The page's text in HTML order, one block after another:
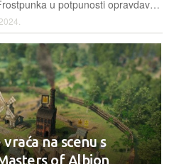
Nasljednik Frostpunka u potpunosti opravdava ime koje nosi, te nas u njemu očekuju još veći i bolniji izazovi od onih koje smo iskusili u izvorniku
na scenu s
of Albion